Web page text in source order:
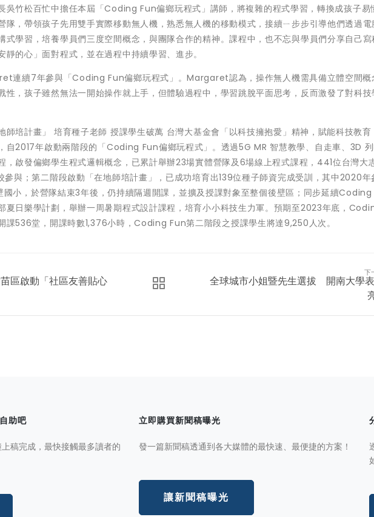
吳竹松百忙中擔任本屆「Coding Fun偏鄉玩程式」講師，將複雜的程式學習，轉換成孩子易
隊，帶領孩子先用雙手實際移動無人機，熟悉無人機的移動模式，接續ㄧ步步引導他們透過電
式學習，培養學員們三度空間概念，與團隊合作的精神。課程中，也不忘與學員們分享自己
靜的心」面對程式，並在過程中持續學習、進步。
連續7年參與「Coding Fun偏鄉玩程式」。Margaret認為，操作無人機需具備立體空間概
性，孩子雖然無法一開始操作就上手，但體驗過程中，學習跳脫平面思考，反而激發了對科技
師培計畫」 培育種子老師 授課學生破萬 台灣大基金會「以科技擁抱愛」精神，賦能科技教育
自2017年啟動兩階段的「Coding Fun偏鄉玩程式」。透過5G MR 智慧教學、自走車、3D 列
，啟發偏鄉學生程式邏輯概念，已累計舉辦23場實體營隊及6場線上程式課程，441位台灣大
參與；第二階段啟動「在地師培計畫」，已成功培育出139位種子師資完成受訓，其中2020
小，於營隊結束3年後，仍持續隔週開課，並擴及授課對象至整個後壁區；同步延續
夏日樂學計劃，舉辦一周暑期程式設計課程，培育小小科技生力軍。預期至2023年底，
課536堂，開課時數1,376小時，Coding Fun第二階段之授課學生將達9,250人次。
區啟動「社區友善貼心
下
全球城市小姐暨先生選拔 開南大學
助吧
稿完成，最快接觸最多讀者的
立即購買新聞稿曝光
發一篇新聞稿透通到各大媒體的最快速、最便捷的方案！
讓新聞稿曝光